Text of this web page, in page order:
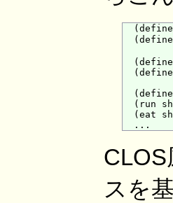
(run
(eat
スを